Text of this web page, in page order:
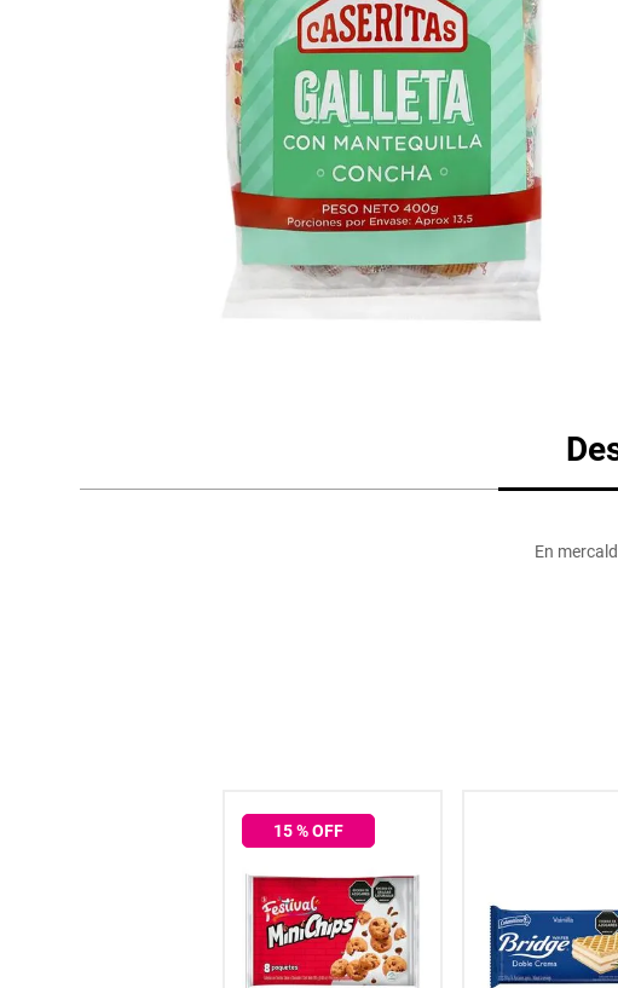
lácteos y refrigerados
cuidado del bebé
otros
En
15% OFF
Mantequilla